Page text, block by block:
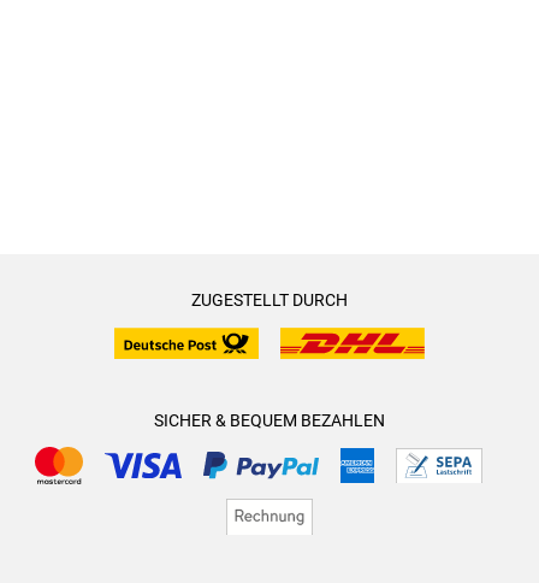
ZUGESTELLT DURCH
SICHER & BEQUEM BEZAHLEN